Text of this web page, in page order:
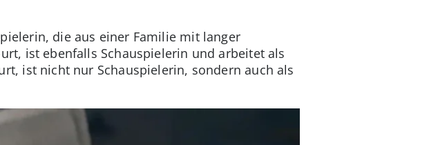
die aus einer Familie mit langer
ist ebenfalls Schauspielerin und arbeitet als
ist nicht nur Schauspielerin, sondern auch als